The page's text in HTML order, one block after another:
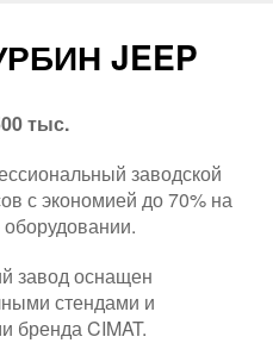
JEEP
тыс.
заводской
с экономией до 70% на
завод оснащен
стендами и
бренда CIMAT.